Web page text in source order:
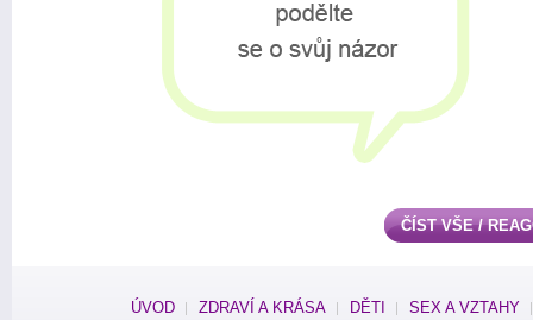
ČÍST VŠE /
ÚVOD ZDRAVÍ A KRÁSA DĚTI SEX A VZTAHY